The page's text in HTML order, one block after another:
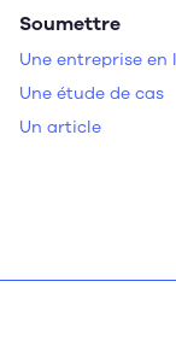
Soumettre
Une entreprise en
Une étude de cas
Un article